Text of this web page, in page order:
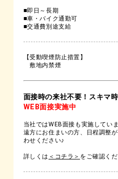
■即日～長期
■車・バイク通勤可
■交通費別途支給
【受動喫煙防止措置】
敷地内禁煙
面接時の来社不要！スキマ
WEB面接実施中
当社ではWEB面接も実施していま
遠方にお住まいの方、日程調整
わせください♪
詳しくは ＜コチラ＞ をご確認くだ